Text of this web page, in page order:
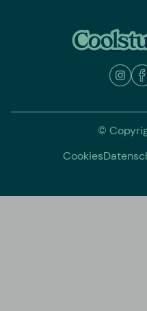
©
Cookies